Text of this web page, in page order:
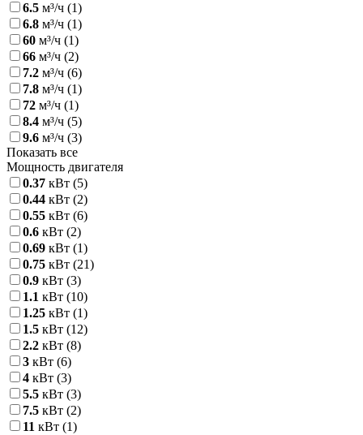
6.5 м³/ч (1)
6.8 м³/ч (1)
60 м³/ч (1)
66 м³/ч (2)
7.2 м³/ч (6)
7.8 м³/ч (1)
72 м³/ч (1)
8.4 м³/ч (5)
9.6 м³/ч (3)
Показать все
Мощность двигателя
0.37 кВт (5)
0.44 кВт (2)
0.55 кВт (6)
0.6 кВт (2)
0.69 кВт (1)
0.75 кВт (21)
0.9 кВт (3)
1.1 кВт (10)
1.25 кВт (1)
1.5 кВт (12)
2.2 кВт (8)
3 кВт (6)
4 кВт (3)
5.5 кВт (3)
7.5 кВт (2)
11 кВт (1)